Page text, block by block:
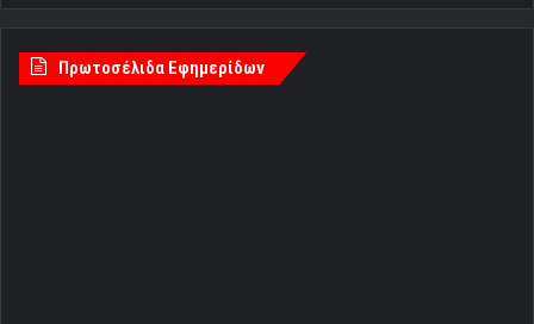
Πρωτοσέλιδα Εφημερίδων